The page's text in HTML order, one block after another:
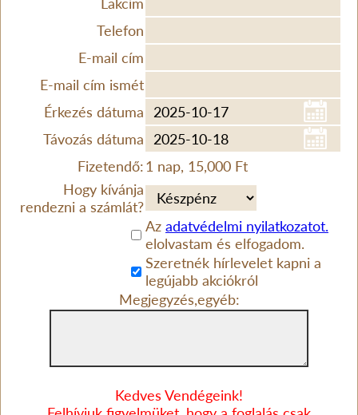
Telefon
E-mail cím
E-mail cím ismét
Érkezés dátuma
Távozás dátuma
Fizetendő:1 nap, 15,000 Ft
Hogy kívánja
rendezni a számlát?
Az adatvédelmi nyilatkozatot.
elolvastam és elfogadom.
Szeretnék hírlevelet kapni a
legújabb akciókról
Megjegyzés,egyéb:
Kedves Vendégeink!